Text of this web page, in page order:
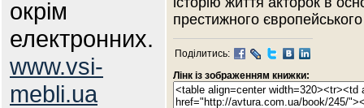
окрім
електронних.
www.vsi-
mebli.ua
престижного
Поділитись:
Лінк із зображенням книжки: